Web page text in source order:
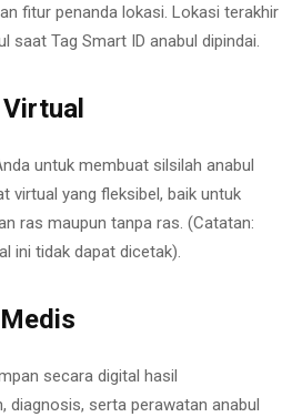
fitur penanda lokasi. Lokasi terakhir
saat Tag Smart ID anabul dipindai.
untuk membuat silsilah anabul
virtual yang fleksibel, baik untuk
ras maupun tanpa ras. (Catatan:
ini tidak dapat dicetak).
secara digital hasil
diagnosis, serta perawatan anabul